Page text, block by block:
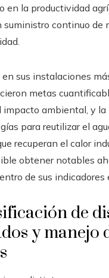
en la productividad
suministro continuo de
en sus instalaciones
metas
impacto ambiental, y
para reutilizar el
recuperan el calor
obtener notables
de sus indicadores
de
y manejo